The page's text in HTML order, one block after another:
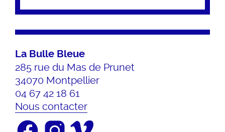
La Bulle Bleue
285 rue du Mas de Prunet
34070 Montpellier
04 67 42 18 61
Nous contacter